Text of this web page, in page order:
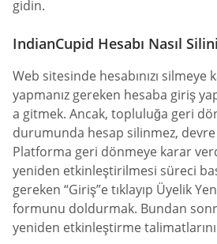
gidin.
IndianCupid Hesabı Nasıl
Web sitesinde hesabınızı
yapmanız gereken hesaba giriş
a gitmek. Ancak, topluluğa geri
durumunda hesap silinmez, devre
Platforma geri dönmeye karar
yeniden etkinleştirilmesi süreci
gereken “Giriş”e tıklayıp Üyelik
formunu doldurmak. Bundan
yeniden etkinleştirme talimatlarını